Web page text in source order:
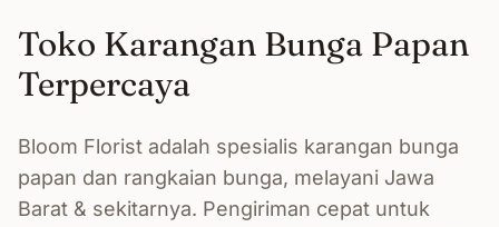
Toko Karangan Bunga Papan
Terpercaya
Bloom Florist adalah spesialis karangan bunga
papan dan rangkaian bunga, melayani Jawa
Barat & sekitarnya. Pengiriman cepat untuk